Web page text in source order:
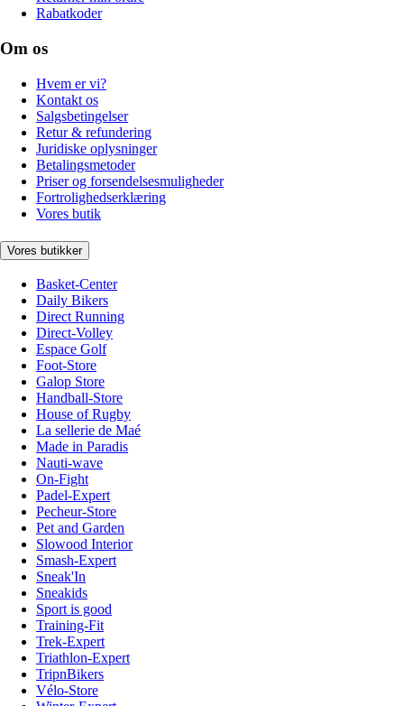
Rabatkoder
Om os
Hvem er vi?
Kontakt os
Salgsbetingelser
Retur & refundering
Juridiske oplysninger
Betalingsmetoder
Priser og forsendelsesmuligheder
Fortrolighedserklæring
Vores butik
Vores butikker
Basket-Center
Daily Bikers
Direct Running
Direct-Volley
Espace Golf
Foot-Store
Galop Store
Handball-Store
House of Rugby
La sellerie de Maé
Made in Paradis
Nauti-wave
On-Fight
Padel-Expert
Pecheur-Store
Pet and Garden
Slowood Interior
Smash-Expert
Sneak'In
Sneakids
Sport is good
Training-Fit
Trek-Expert
Triathlon-Expert
TripnBikers
Vélo-Store